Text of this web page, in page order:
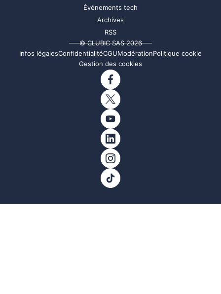
Événements tech
Archives
RSS
© CLUBIC SAS 2026
Infos légalesConfidentialitéCGU Modération Politique cookie
Gestion des cookies